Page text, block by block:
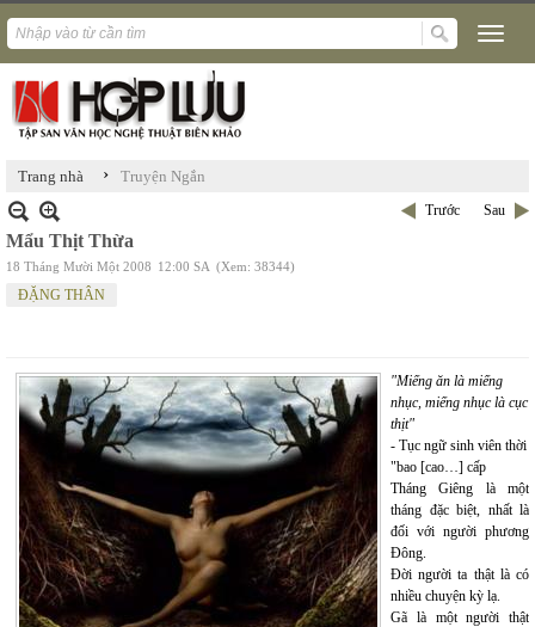
Trang nhà › Truyện Ngắn
Trước Sau
Mẩu Thịt Thừa
18 Tháng Mười Một 2008 12:00 SA (Xem: 38344)
ĐẶNG THÂN
"Miếng ăn là miếng
nhục, miếng nhục là cục
thịt"
- Tục ngữ sinh viên thời
"bao [cao…] cấp
Tháng Giêng là một
tháng đặc biệt, nhất là
đối với người phương
Đông.
Đời người ta thật là có
nhiều chuyện kỳ lạ.
Gã là một người thật